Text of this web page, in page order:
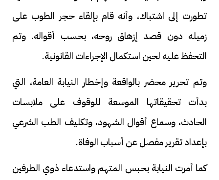
تطورت إلى اشتباك، وأنه قام بإلقاء حجر الطوب على
زميله دون قصد إزهاق روحه، بحسب أقواله. وتم
التحفظ عليه لحين استكمال الإجراءات القانونية.
وتم تحرير محضر بالواقعة وإخطار النيابة العامة، التي
بدأت تحقيقاتها الموسعة للوقوف على ملابسات
الحادث، وسماع أقوال الشهود، وتكليف الطب الشرعي
بإعداد تقرير مفصل عن أسباب الوفاة.
كما أمرت النيابة بحبس المتهم واستدعاء ذوي الطرفين